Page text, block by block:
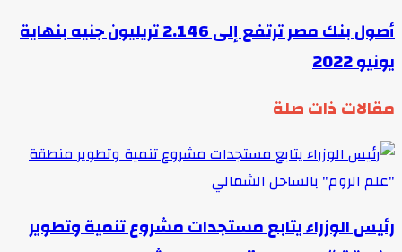
أصول بنك مصر ترتفع إلى 2.146 تريليون جنيه بنهاية
يونيو 2022
مقالات ذات صلة
رئيس الوزراء يتابع مستجدات مشروع تنمية وتطوير